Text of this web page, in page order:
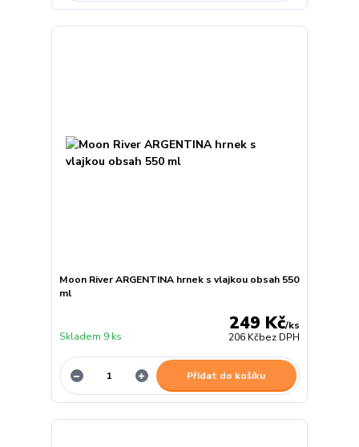
Moon River ARGENTINA hrnek s vlajkou obsah 550
ml
249 Kč/ks
206 Kčbez DPH
Skladem 9 ks
Přidat do košíku